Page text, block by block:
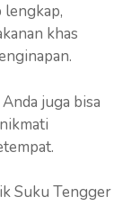
lengkap,
khas
juga bisa
Suku Tengger